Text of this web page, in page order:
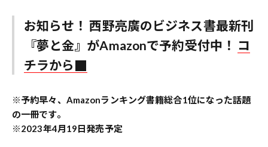
お知らせ！ 西野亮廣のビジネス書最新刊
『夢と金』がAmazonで予約受付中！ コ
チラから
※予約早々、Amazonランキング書籍総合1位になった話題
の一冊です。
※2023年4月19日発売予定